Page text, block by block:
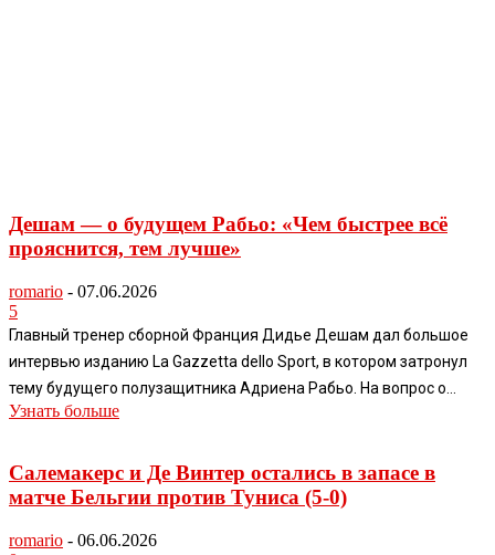
Дешам — о будущем Рабьо: «Чем быстрее всё
прояснится, тем лучше»
romario - 07.06.2026
5
Главный тренер сборной Франция Дидье Дешам дал большое
интервью изданию La Gazzetta dello Sport, в котором затронул
тему будущего полузащитника Адриена Рабьо. На вопрос о...
Узнать больше
Салемакерс и Де Винтер остались в запасе в
матче Бельгии против Туниса (5-0)
romario - 06.06.2026